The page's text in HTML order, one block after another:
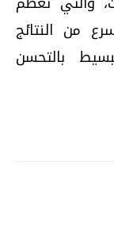
من النتائج
بالتحسن